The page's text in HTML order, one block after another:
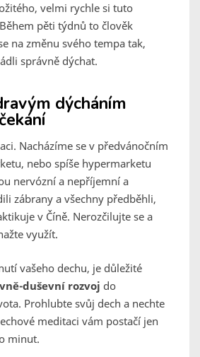
velmi rychle si tuto
pěti týdnů to člověk
na změnu svého tempa tak,
správně dýchat.
dýcháním
Nacházíme se v předvánočním
nebo spíše hypermarketu
nervózní a nepříjemní a
zábrany a všechny předběhli,
v Číně. Nerozčilujte se a
využít.
vašeho dechu, je důležité
duševní rozvoj do
Prohlubte svůj dech a nechte
meditaci vám postačí jen
minut.